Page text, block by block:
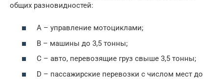
общих разновидностей:
А – управление мотоциклами;
В – машины до 3,5 тонны;
С – авто, перевозящие груз свыше 3,5 тонны;
D – пассажирские перевозки с числом мест до